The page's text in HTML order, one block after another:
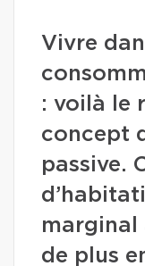
Vivre
: voilà le
concept
passive.
marginal
de plus